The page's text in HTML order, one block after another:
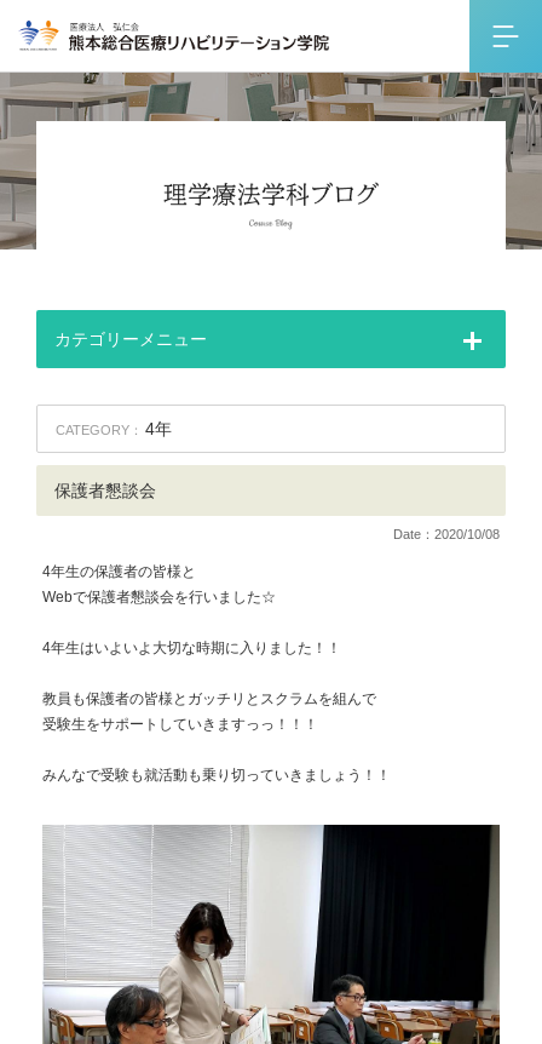
カテゴリーメニュー
CATEGORY： 4年
保護者懇談会
Date：2020/10/08
4年生の保護者の皆様と
Webで保護者懇談会を行いました☆
4年生はいよいよ大切な時期に入りました！！
教員も保護者の皆様とガッチリとスクラムを組んで
受験生をサポートしていきますっっ！！！
みんなで受験も就活動も乗り切っていきましょう！！